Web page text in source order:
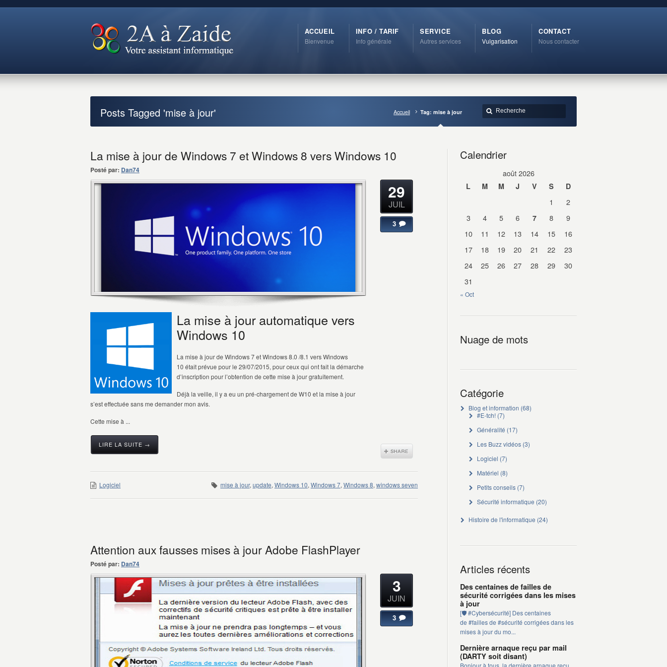
ACCUEIL
Bienvenue
INFO / TARIF
Info générale
SERVICE
Autres services
BLOG
Vulgarisation
CONTACT
Nous contacter
Posts Tagged 'mise à jour' Accueil Tag: mise à jour
La mise à jour de Windows 7 et Windows 8 vers Windows 10
Posté par: Dan74
La mise à jour automatique vers
Windows 10
La mise à jour de Windows 7 et Windows 8.0 /8.1 vers Windows
10 était prévue pour le 29/07/2015, pour ceux qui ont fait la démarche
d’inscription pour l’obtention de cette mise à jour gratuitement.
Déjà la veille, il y a eu un pré-chargement de W10 et la mise à jour
s’est effectuée sans me demander mon avis.
Cette mise à ...
LIRE LA SUITE →
29
JUIL
3
Logiciel mise à jour, update, Windows 10, Windows 7, Windows 8, windows seven
Attention aux fausses mises à jour Adobe FlashPlayer
Posté par: Dan74
3
JUIN
3
Calendrier
août 2026
L M M J V S D
1
2
3
4 5 6 7 8
9
10
11 12 13 14 15
16
17
18 19 20 21 22
23
24
25 26 27 28 29
30
31
« Oct
Nuage de mots
Catégorie
Blog et information (68)
#E-tch!(7)
Généralité (17)
Les Buzz vidéos(3)
Logiciel (7)
Matériel (8)
Petits conseils(7)
Sécurité informatique (20)
Histoire de l'informatique (24)
Articles récents
Des centaines de failles de
sécurité corrigées dans les mises
à jour
[🛡️ #Cybersécurité] Des centaines
de #failles de #sécurité corrigées dans les
mises à jour du mo...
Dernière arnaque reçu par mail
(DARTY soit disant)
Bonjour à tous, la dernière arnaque reçu